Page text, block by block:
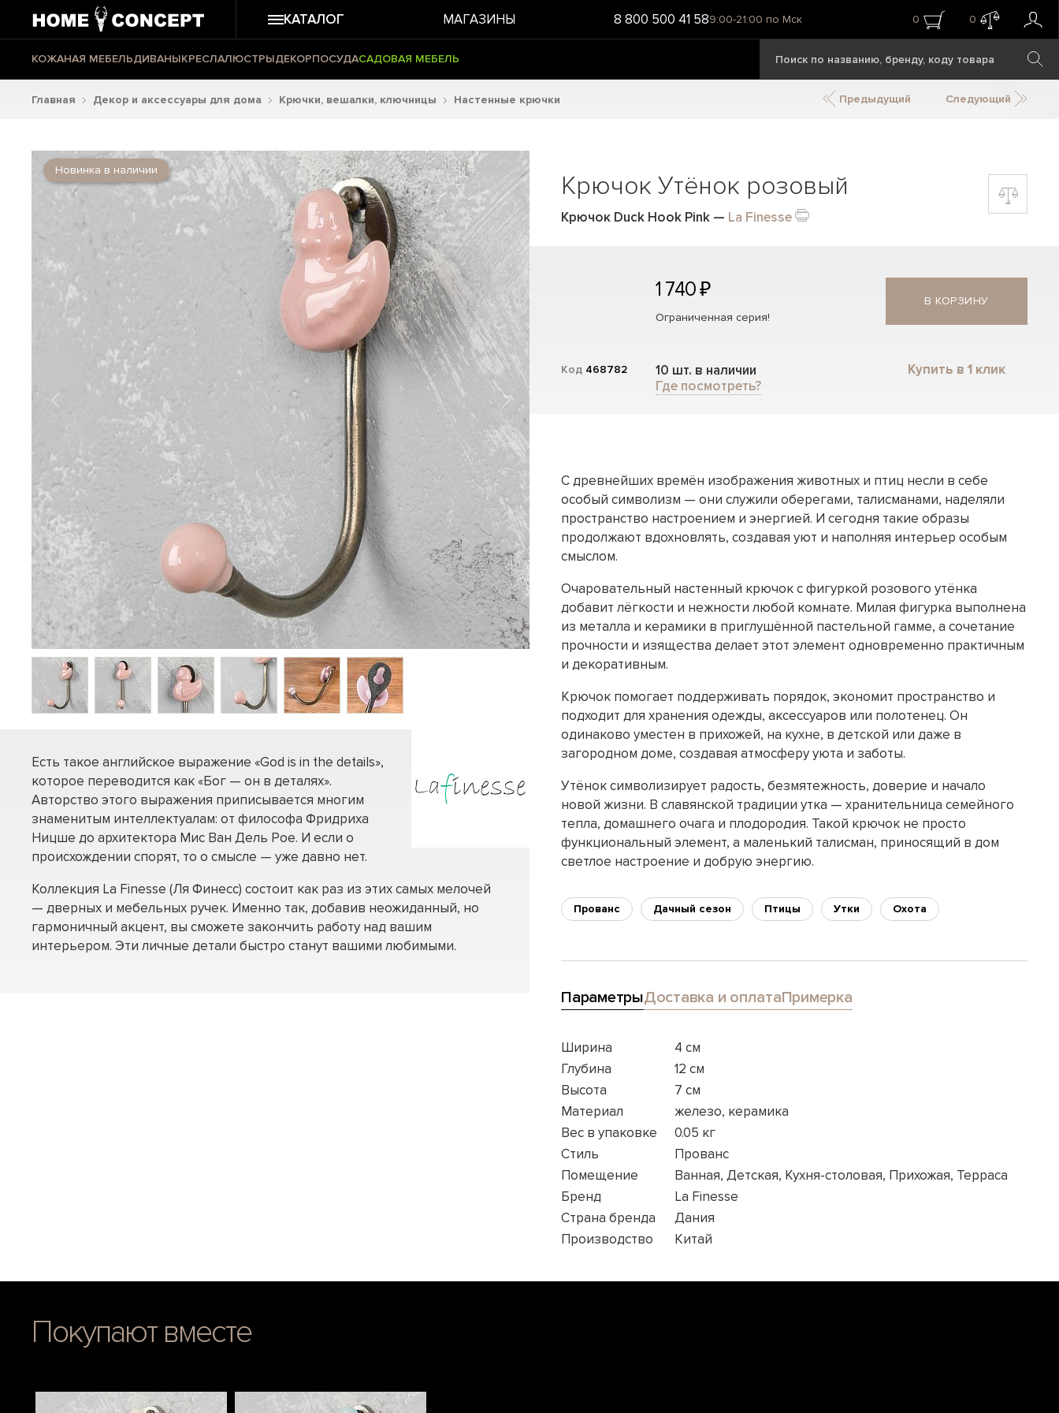
КАТАЛОГ МАГАЗИНЫ 8 800 500 41 589:00-21:00 по Мск 0 0
КОЖАНАЯ МЕБЕЛЬДИВАНЫКРЕСЛАЛЮСТРЫДЕКОРПОСУДАСАДОВАЯ МЕБЕЛЬ
Главная Декор и аксессуары для дома Крючки, вешалки, ключницы Настенные крючки Предыдущий Следующий
Новинка в наличии
Есть такое английское выражение «God is in the details»,
которое переводится как «Бог — он в деталях».
Авторство этого выражения приписывается многим
знаменитым интеллектуалам: от философа Фридриха
Ницше до архитектора Мис Ван Дель Рое. И если о
происхождении спорят, то о смысле — уже давно нет.
Коллекция La Finesse (Ля Финесс) состоит как раз из этих самых мелочей
— дверных и мебельных ручек. Именно так, добавив неожиданный, но
гармоничный акцент, вы сможете закончить работу над вашим
интерьером. Эти личные детали быстро станут вашими любимыми.
Крючок Утёнок розовый
Крючок Duck Hook Pink — La Finesse
Код 468782
1 740 ₽
Ограниченная серия!
10 шт. в наличии
Где посмотреть?
В КОРЗИНУ
Купить в 1 клик
С древнейших времён изображения животных и птиц несли в себе
особый символизм — они служили оберегами, талисманами, наделяли
пространство настроением и энергией. И сегодня такие образы
продолжают вдохновлять, создавая уют и наполняя интерьер особым
смыслом.
Очаровательный настенный крючок с фигуркой розового утёнка
добавит лёгкости и нежности любой комнате. Милая фигурка выполнена
из металла и керамики в приглушённой пастельной гамме, а сочетание
прочности и изящества делает этот элемент одновременно практичным
и декоративным.
Крючок помогает поддерживать порядок, экономит пространство и
подходит для хранения одежды, аксессуаров или полотенец. Он
одинаково уместен в прихожей, на кухне, в детской или даже в
загородном доме, создавая атмосферу уюта и заботы.
Утёнок символизирует радость, безмятежность, доверие и начало
новой жизни. В славянской традиции утка — хранительница семейного
тепла, домашнего очага и плодородия. Такой крючок не просто
функциональный элемент, а маленький талисман, приносящий в дом
светлое настроение и добрую энергию.
Прованс Дачный сезон Птицы Утки Охота
ПараметрыДоставка и оплатаПримерка
Ширина
4 см
Глубина
12 см
Высота
7 см
Материал
железо, керамика
Вес в упаковке
0.05 кг
Стиль
Прованс
Помещение
Ванная, Детская, Кухня-столовая, Прихожая, Терраса
Бренд
La Finesse
Страна бренда
Дания
Производство
Китай
Покупают вместе